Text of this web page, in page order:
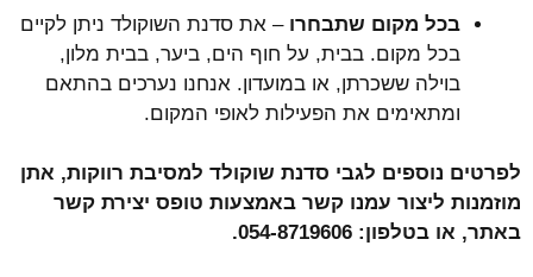
בכל מקום שתבחרו – את סדנת השוקולד ניתן לקיים
בכל מקום. בבית, על חוף הים, ביער, בבית מלון,
בוילה ששכרתן, או במועדון. אנחנו נערכים בהתאם
ומתאימים את הפעילות לאופי המקום.
לפרטים נוספים לגבי סדנת שוקולד למסיבת רווקות, אתן
מוזמנות ליצור עמנו קשר באמצעות טופס יצירת קשר
באתר, או בטלפון: 054- 8719606
.